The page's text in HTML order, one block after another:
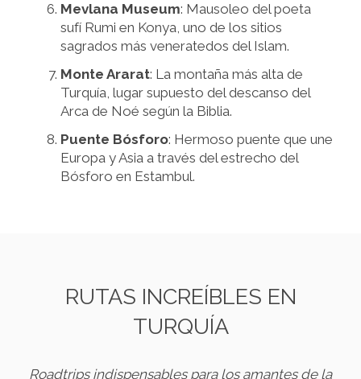
Mevlana Museum: Mausoleo del poeta
sufí Rumi en Konya, uno de los sitios
sagrados más veneratedos del Islam.
Monte Ararat: La montaña más alta de
Turquía, lugar supuesto del descanso del
Arca de Noé según la Biblia.
Puente Bósforo: Hermoso puente que une
Europa y Asia a través del estrecho del
Bósforo en Estambul.
RUTAS INCREÍBLES EN
TURQUÍA
Roadtrips indispensables para los amantes de la